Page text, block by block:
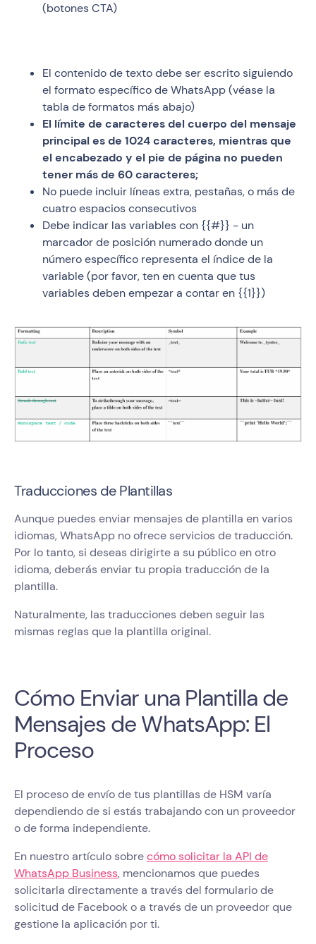
(botones CTA)
El contenido de texto debe ser escrito siguiendo
el formato específico de WhatsApp (véase la
tabla de formatos más abajo)
El límite de caracteres del cuerpo del mensaje
principal es de 1024 caracteres, mientras que
el encabezado y el pie de página no pueden
tener más de 60 caracteres;
No puede incluir líneas extra, pestañas, o más de
cuatro espacios consecutivos
Debe indicar las variables con {{#}} - un
marcador de posición numerado donde un
número específico representa el índice de la
variable (por favor, ten en cuenta que tus
variables deben empezar a contar en {{1}})
Traducciones de Plantillas
Aunque puedes enviar mensajes de plantilla en varios
idiomas, WhatsApp no ofrece servicios de traducción.
Por lo tanto, si deseas dirigirte a su público en otro
idioma, deberás enviar tu propia traducción de la
plantilla.
Naturalmente, las traducciones deben seguir las
mismas reglas que la plantilla original.
Cómo Enviar una Plantilla de
Mensajes de WhatsApp: El
Proceso
El proceso de envío de tus plantillas de HSM varía
dependiendo de si estás trabajando con un proveedor
o de forma independiente.
En nuestro artículo sobrecómo solicitar la API de
WhatsApp Business, mencionamos que puedes
solicitarla directamente a través del formulario de
solicitud de Facebook o a través de un proveedor que
gestione la aplicación por ti.